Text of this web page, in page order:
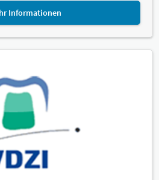
Informationen